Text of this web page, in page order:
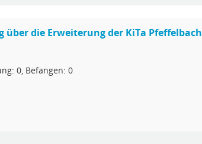
über die Erweiterung der KiTa Pfeffelbach
0, Befangen: 0